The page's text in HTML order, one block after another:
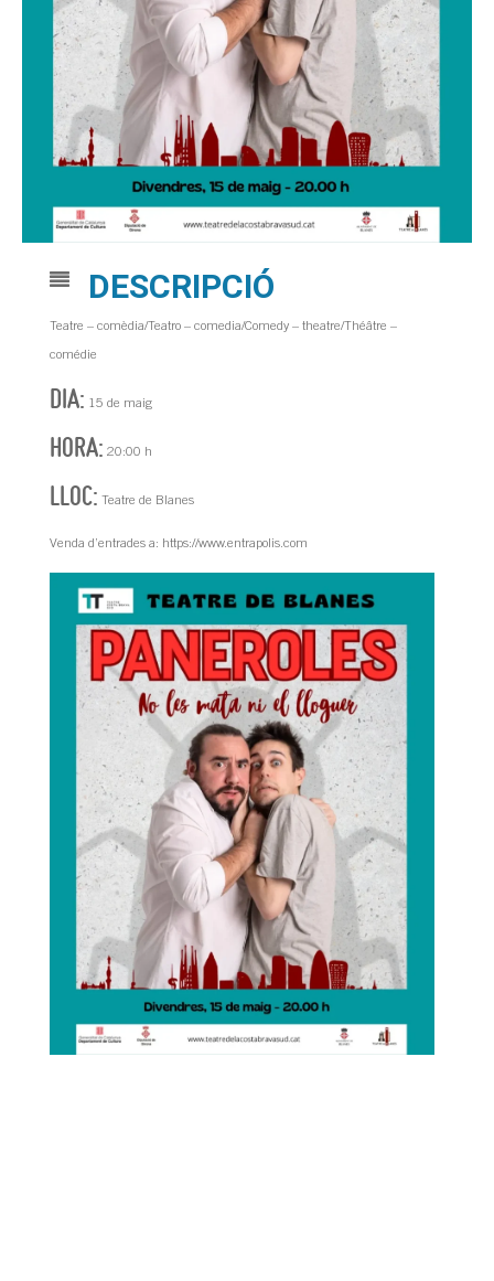
DESCRIPCIÓ
Teatre – comèdia/Teatro – comedia/Comedy – theatre/Théâtre –
comédie
DIA: 15 de maig
HORA: 20:00 h
LLOC: Teatre de Blanes
Venda d’entrades a: https://www.entrapolis.com